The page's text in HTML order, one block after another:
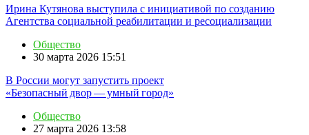
Ирина Кутянова выступила с инициативой по созданию
Агентства социальной реабилитации и ресоциализации
Общество
30 марта 2026 15:51
В России могут запустить проект
«Безопасный двор — умный город»
Общество
27 марта 2026 13:58